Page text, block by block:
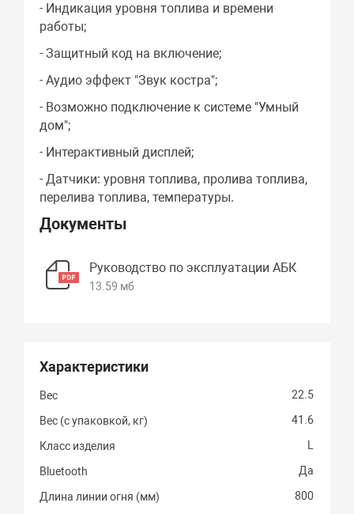
- Индикация уровня топлива и времени
работы;
- Защитный код на включение;
- Аудио эффект "Звук костра";
- Возможно подключение к системе "Умный
дом";
- Интерактивный дисплей;
- Датчики: уровня топлива, пролива топлива,
перелива топлива, температуры.
Документы
Руководство по эксплуатации АБК
13.59 мб
Характеристики
Вес 22.5
Вес (с упаковкой, кг) 41.6
Класс изделия L
Bluetooth Да
Длина линии огня (мм) 800